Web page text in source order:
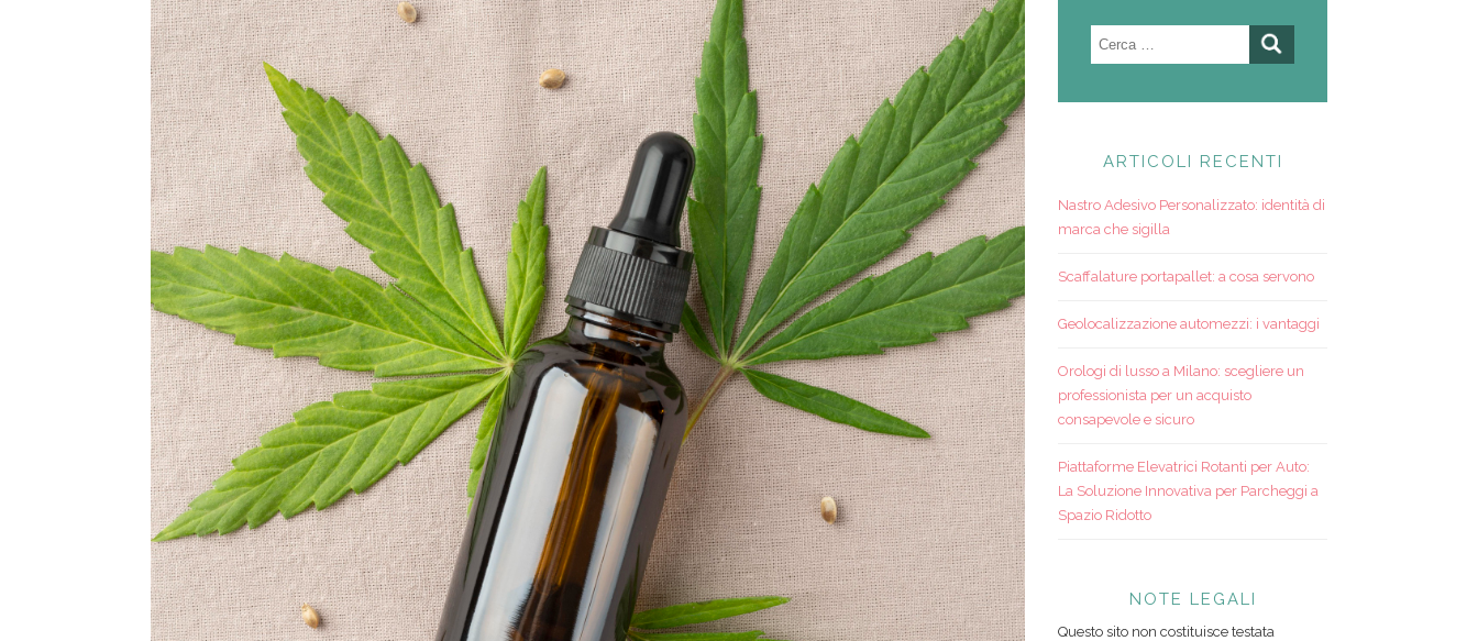
Ricerca
ARTICOLI RECENTI
Nastro Adesivo Personalizzato: identità di
marca che sigilla
Scaffalature portapallet: a cosa servono
Geolocalizzazione automezzi: i vantaggi
Orologi di lusso a Milano: scegliere un
professionista per un acquisto
consapevole e sicuro
Piattaforme Elevatrici Rotanti per Auto:
La Soluzione Innovativa per Parcheggi a
Spazio Ridotto
NOTE LEGALI
Questo sito non costituisce testata